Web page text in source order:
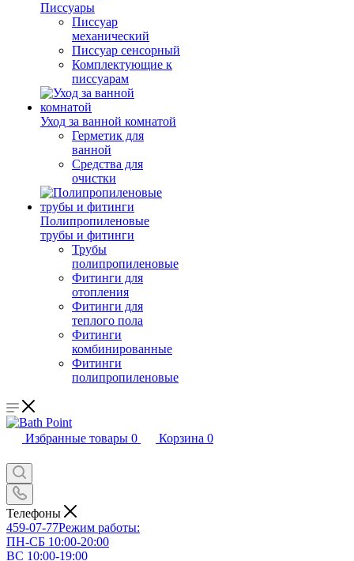
Писсуары
Писсуар
механический
Писсуар сенсорный
Комплектующие к
писсуарам
Уход за ванной комнатой
Герметик для
ванной
Средства для
очистки
Полипропиленовые
трубы и фитинги
Трубы
полипропиленовые
Фитинги для
отопления
Фитинги для
теплого пола
Фитинги
комбинированные
Фитинги
полипропиленовые
Избранные товары 0 Корзина 0
Телефоны
459-07-77Режим работы:
ПН-СБ 10:00-20:00
ВС 10:00-19:00